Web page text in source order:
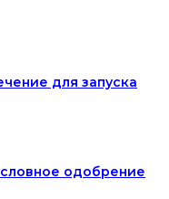
для запуска
одобрение